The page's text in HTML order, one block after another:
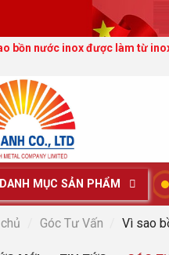
bồn nước inox được làm từ
DANH MỤC SẢN PHẨM
Góc Tư Vấn Vì sao